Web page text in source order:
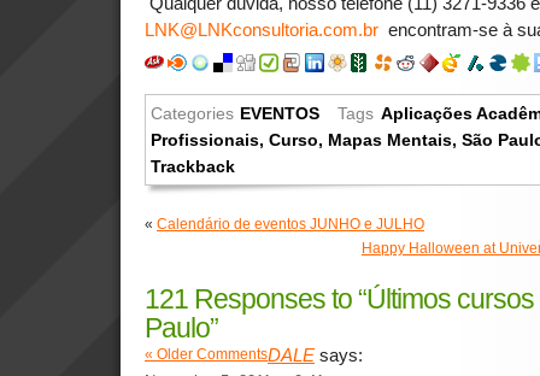
LNK@LNKconsultoria.com.br encontram-se à
Categories EVENTOS Tags Aplicações
Profissionais, Curso, Mapas Mentais, São
Trackback
« Calendário de eventos JUNHO e JULHO
Happy Halloween at
121 Responses to “Últimos
Paulo”
« Older CommentsDALE says: